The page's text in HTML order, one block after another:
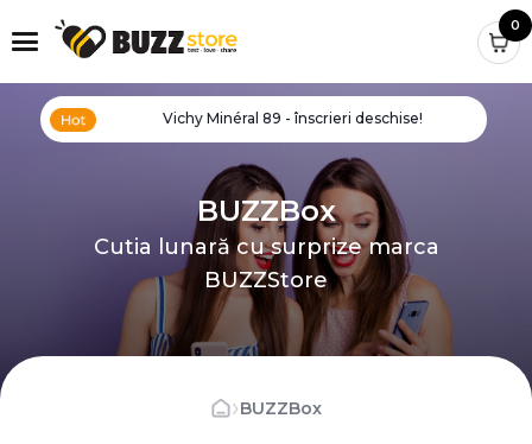
0
Vichy Minéral 89 - înscrieri deschise!
BUZZBox
Cutia lunară cu surprize marca
BUZZStore
›BUZZBox